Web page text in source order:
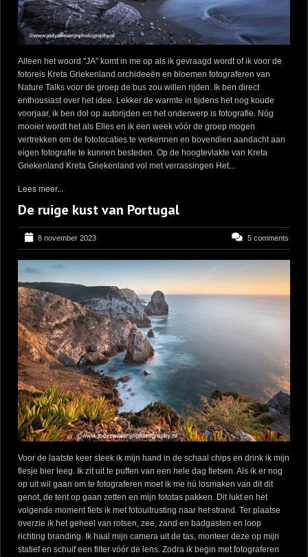
Alleen het woord "JA" komt in me op als ik gevraagd wordt of ik voor de
fotoreis Kreta Griekenland orchideeën en bloemen fotograferen van
Nature Talks voor de groep de bus zou willen rijden. Ik ben direct
enthousiast over het idee. Lekker de warmte in tijdens het nog koude
voorjaar, ik ben dol op autorijden en het onderwerp is fotografie. Nóg
mooier wordt het als Elles en ik een week vóór de groep mogen
vertrekken om de fotolocaties te verkennen en bovendien aandacht aan
eigen fotografie te kunnen besteden. Op de hoogtevlakte van Kreta
Griekenland Kreta Griekenland vol met verrassingen Het...
Lees meer...
De ruige kust van Portugal
8 november 2023 5 comments
Voor de laatste keer steek ik mijn hand in de schaal chips en drink ik mijn
flesje bier leeg. Ik zit uit te puffen van een hele dag fietsen. Als ik er nog
op uit wil gaan om te fotograferen moet ik me nú losmaken van dit dit
genot, de tent op gaan zetten en mijn fototas pakken. Dit lukt en het
volgende moment fiets ik met fotouitrusting naar het strand. Ter plaatse
overzie ik het geheel van rotsen, zee, zand en badgasten en loop
richting branding. Ik haal mijn camera uit de tas, monteer deze op mijn
statief en schuif een filter vóór de lens. Zodra ik begin met fotograferen